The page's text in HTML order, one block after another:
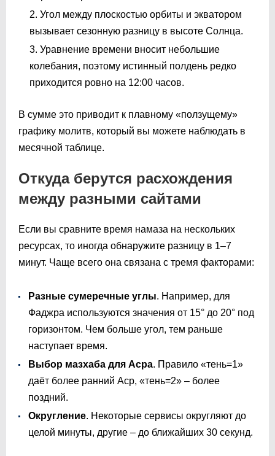
Угол между плоскостью орбиты и экватором
вызывает сезонную разницу в высоте Солнца.
Уравнение времени вносит небольшие
колебания, поэтому истинный полдень редко
приходится ровно на 12:00 часов.
В сумме это приводит к плавному «ползущему»
графику молитв, который вы можете наблюдать в
месячной таблице.
Откуда берутся расхождения
между разными сайтами
Если вы сравните время намаза на нескольких
ресурсах, то иногда обнаружите разницу в 1–7
минут. Чаще всего она связана с тремя факторами:
Разные сумеречные углы. Например, для
Фаджра используются значения от 15° до 20° под
горизонтом. Чем больше угол, тем раньше
наступает время.
Выбор мазхаба для Асра. Правило «тень=1»
даёт более ранний Аср, «тень=2» – более
поздний.
Округление. Некоторые сервисы округляют до
целой минуты, другие – до ближайших 30 секунд.